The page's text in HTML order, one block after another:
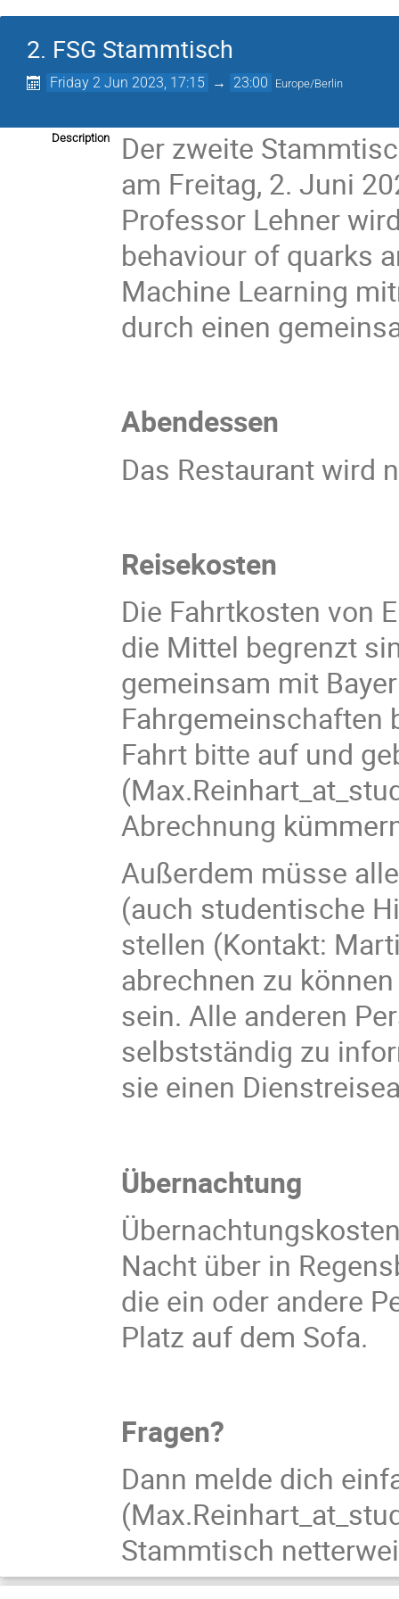
2. FSG Stammtisch
Friday 2 Jun 2023, 17:15 → 23:00 Europe/Berlin
Description
Der zweite
am Freitag, 2. Juni
Professor Lehner
behaviour of quarks
Machine Learning
durch einen
Abendessen
Das Restaurant wird
Reisekosten
Die Fahrtkosten von
die Mittel begrenzt
gemeinsam mit
Fahrgemeinschaften
Fahrt bitte auf und
Abrechnung
Außerdem müsse
(auch studentische
stellen (Kontakt:
abrechnen zu
sein. Alle anderen
selbstständig zu
sie einen
Übernachtung
Nacht über in
die ein oder andere
Platz auf dem Sofa.
Fragen?
Dann melde dich
Stammtisch